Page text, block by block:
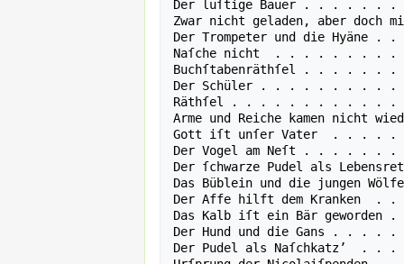
Der luſtige Bauer . . . .
Zwar nicht geladen, aber
Der Trompeter und die
Naſche nicht  . . . . . .
Buchſtabenräthſel . . .
Der Schüler . . . . . . . .
Räthſel . . . . . . . . . .
Arme und Reiche kamen
Gott iſt unſer Vater  . .
Der Vogel am Neſt . . .
Der ſchwarze Pudel als
Das Büblein und die
Der Affe hilft dem
Das Kalb iſt ein Bär
Der Hund und die Gans
Der Pudel als